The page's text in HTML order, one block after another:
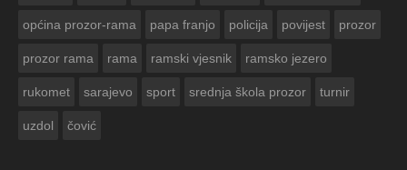
općina prozor-rama papa franjo policija povijest prozor
prozor rama rama ramski vjesnik ramsko jezero
rukomet sarajevo sport srednja škola prozor turnir
uzdol čović